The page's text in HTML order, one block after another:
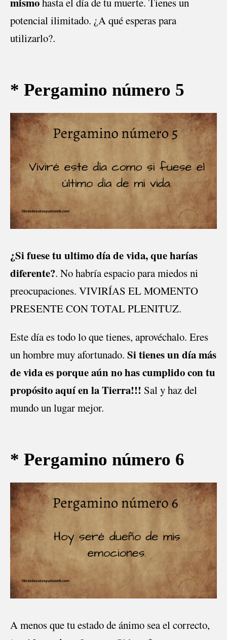
potencial ilimitado. ¿A qué esperas para
utilizarlo?.
* Pergamino número 5
¿Si fuese tu ultimo día de vida, que harías
diferente?. No habría espacio para miedos ni
preocupaciones. VIVIRÍAS EL MOMENTO
PRESENTE CON TOTAL PLENITUZ.
Este día es todo lo que tienes, aprovéchalo. Eres
un hombre muy afortunado. Si tienes un día más
de vida es porque aún no has cumplido con tu
propósito aquí en la Tierra!!! Sal y haz del
mundo un lugar mejor.
* Pergamino número 6
A menos que tu estado de ánimo sea el correcto,